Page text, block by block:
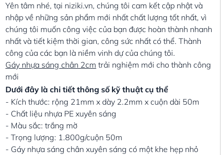
Yên tâm nhé, tại niziki.vn, chúng tôi cam kết cập nhật và
nhập về những sản phẩm mới nhất chất lượng tốt nhất, vì
chúng tôi muốn công việc của bạn được hoàn thành nhanh
nhất và tiết kiệm thời gian, công sức nhất có thể. Thành
công của các bạn là niềm vinh dự của chúng tôi.
Gáy nhựa sáng chân 2cm trải nghiệm mới cho thành công
mới
Dưới đây là chi tiết thông số kỹ thuật cụ thể
- Kích thước: rộng 21mm x dày 2.2mm x cuộn dài 50m
- Chất liệu nhựa PE xuyên sáng
- Màu sắc: trắng mờ
- Trọng lượng: 1.800g/cuộn 50m
- Gáy nhựa sáng chân xuyên sáng có một khe hẹp nhỏ